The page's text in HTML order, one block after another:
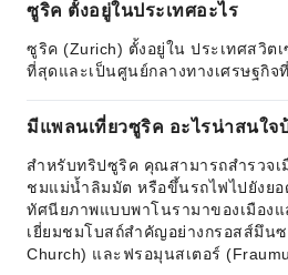
ซูริค ตั้งอยู่ในประเทศอะไร
ซูริค (Zurich) ตั้งอยู่ใน ประเทศสวิต
ที่สุดและเป็นศูนย์กลางทางเศรษฐกิจ
มีแพลนเที่ยวซูริค อะไรน่าสนใจ
สำหรับทริปซูริค คุณสามารถสำรวจเ
ชมแม่น้ำลิมมัต หรือขึ้นรถไฟไปยังยอ
ทัศนียภาพแบบพาโนรามาของเมืองแ
เยี่ยมชมโบสถ์สำคัญอย่างกรอสส์มึนซ
Church) และฟรอมุนสเตอร์